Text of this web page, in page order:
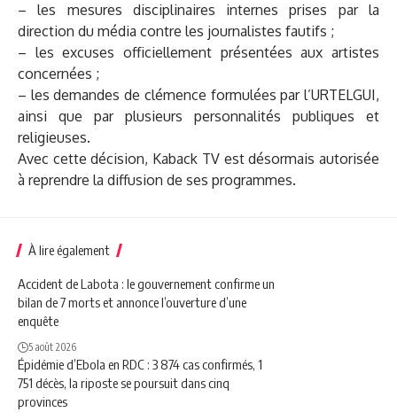
– les mesures disciplinaires internes prises par la
direction du média contre les journalistes fautifs ;
– les excuses officiellement présentées aux artistes
concernées ;
– les demandes de clémence formulées par l’URTELGUI,
ainsi que par plusieurs personnalités publiques et
religieuses.
Avec cette décision, Kaback TV est désormais autorisée
à reprendre la diffusion de ses programmes.
À lire également
Accident de Labota : le gouvernement confirme un
bilan de 7 morts et annonce l’ouverture d’une
enquête
5 août 2026
Épidémie d’Ebola en RDC : 3 874 cas confirmés, 1
751 décès, la riposte se poursuit dans cinq
provinces